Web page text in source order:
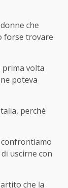
che
forse trovare
prima volta
poteva
perché
confrontiamo
uscirne con
che la